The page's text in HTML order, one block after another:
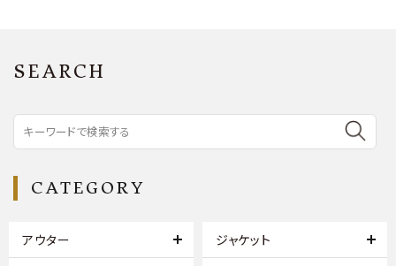
SEARCH
CATEGORY
アウター ジャケット